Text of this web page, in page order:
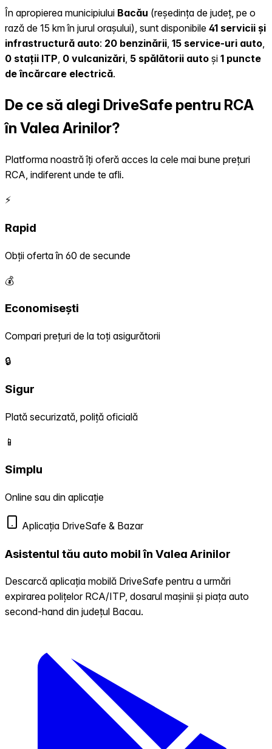
În apropierea municipiului Bacău (reședința de județ, pe o
rază de 15 km în jurul orașului), sunt disponibile 41 servicii și
infrastructură auto: 20 benzinării, 15 service-uri auto,
0 stații ITP, 0 vulcanizări, 5 spălătorii auto și 1 puncte
de încărcare electrică.
De ce să alegi DriveSafe pentru RCA
în Valea Arinilor?
Platforma noastră îți oferă acces la cele mai bune prețuri
RCA, indiferent unde te afli.
⚡
Rapid
Obții oferta în 60 de secunde
💰
Economisești
Compari prețuri de la toți asigurătorii
🔒
Sigur
Plată securizată, poliță oficială
📱
Simplu
Online sau din aplicație
Aplicația DriveSafe & Bazar
Asistentul tău auto mobil în Valea Arinilor
Descarcă aplicația mobilă DriveSafe pentru a urmări
expirarea polițelor RCA/ITP, dosarul mașinii și piața auto
second-hand din județul Bacau.